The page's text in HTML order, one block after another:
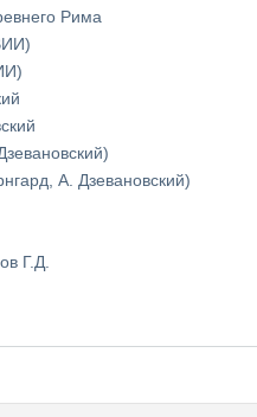
Рима
А. Дзевановский)
Г.Д.